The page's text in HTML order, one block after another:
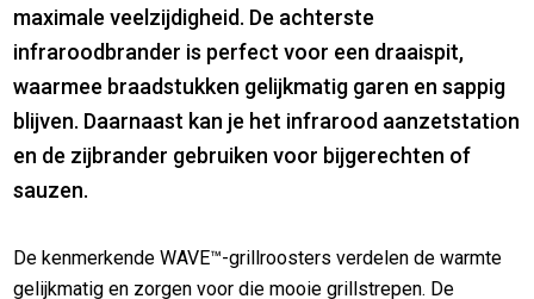
maximale veelzijdigheid. De achterste
infraroodbrander is perfect voor een draaispit,
waarmee braadstukken gelijkmatig garen en sappig
blijven. Daarnaast kan je het infrarood aanzetstation
en de zijbrander gebruiken voor bijgerechten of
sauzen.
De kenmerkende WAVE™-grillroosters verdelen de warmte
gelijkmatig en zorgen voor die mooie grillstrepen. De